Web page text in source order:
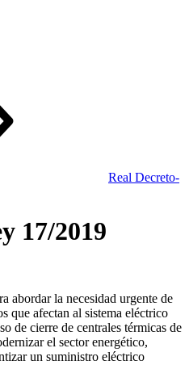
Real Decreto-
17/2019
abordar la necesidad urgente de
que afectan al sistema eléctrico
de cierre de centrales térmicas de
el sector energético,
un suministro eléctrico